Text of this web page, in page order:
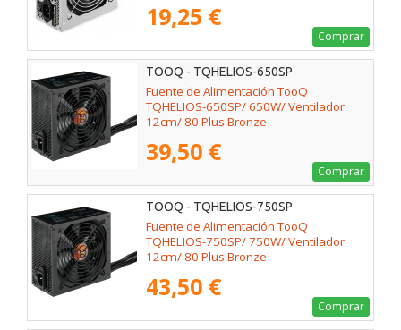
19,25 €
Comprar
TOOQ - TQHELIOS-650SP
Fuente de Alimentación TooQ
TQHELIOS-650SP/ 650W/ Ventilador
12cm/ 80 Plus Bronze
39,50 €
Comprar
TOOQ - TQHELIOS-750SP
Fuente de Alimentación TooQ
TQHELIOS-750SP/ 750W/ Ventilador
12cm/ 80 Plus Bronze
43,50 €
Comprar